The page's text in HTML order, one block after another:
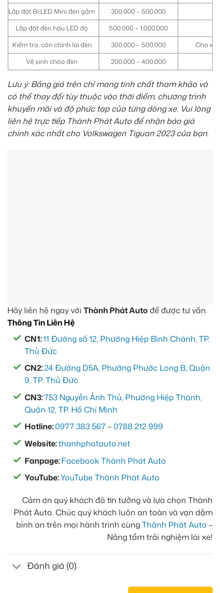
Lắp đặt Bi LED Mini đèn gầm
300.000 – 500.000
Lắp đặt đèn hậu LED độ
500.000 – 1.000.000
Kiểm tra, căn chỉnh lại đèn
300.000 – 500.000
Cho xe
Vệ sinh chóa đèn
200.000 – 400.000
Lưu ý: Bảng giá trên chỉ mang tính chất tham khảo và
có thể thay đổi tùy thuộc vào thời điểm, chương trình
khuyến mãi và độ phức tạp của từng dòng xe. Vui lòng
liên hệ trực tiếp Thành Phát Auto để nhận báo giá
chính xác nhất cho Volkswagen Tiguan 2023 của bạn.
Hãy liên hệ ngay với Thành Phát Auto để được tư vấn.
Thông Tin Liên Hệ
CN1:11 Đường số 12, Phường Hiệp Bình Chánh, TP.
Thủ Đức
CN2:24 Đường D5A, Phường Phước Long B, Quận
9, TP. Thủ Đức
CN3:753 Nguyễn Ảnh Thủ, Phường Hiệp Thành,
Quận 12, TP. Hồ Chí Minh
Hotline:0977 383 567 –0788 212 999
Website:thanhphatauto.net
Fanpage:Facebook Thành Phát Auto
YouTube:YouTube Thành Phát Auto
Cảm ơn quý khách đã tin tưởng và lựa chọn Thành
Phát Auto. Chúc quý khách luôn an toàn và vạn dặm
bình an trên mọi hành trình cùngThành Phát Auto –
Nâng tầm trải nghiệm lái xe!
Đánh giá (0)